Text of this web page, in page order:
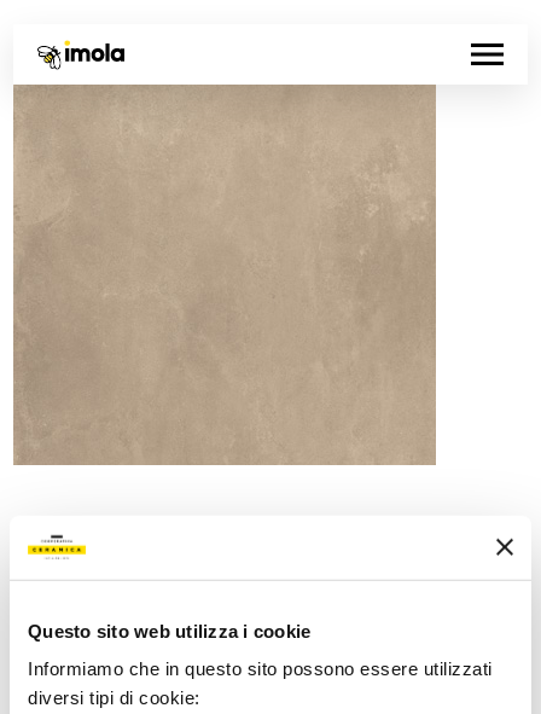
Questo sito web utilizza i cookie
Informiamo che in questo sito possono essere utilizzati
diversi tipi di cookie:
177724 | A.UP 90NO AS RM
Collezione
00791